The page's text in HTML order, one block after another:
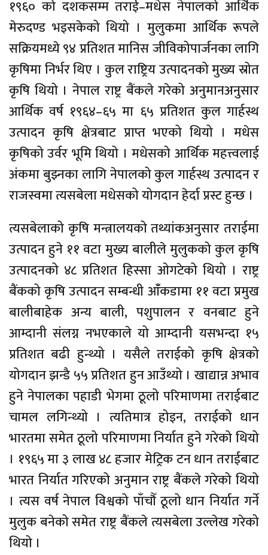
१९६० को दशकसम्म तराई–मधेस नेपालको आर्थिक
मेरुदण्ड भइसकेको थियो । मुलुकमा आर्थिक रूपले
सक्रियमध्ये ९४ प्रतिशत मानिस जीविकोपार्जनका लागि
कृषिमा निर्भर थिए । कुल राष्ट्रिय उत्पादनको मुख्य स्रोत
कृषि थियो । नेपाल राष्ट्र बैंकले गरेको अनुमानअनुसार
आर्थिक वर्ष १९६४–६५ मा ६५ प्रतिशत कुल गार्हस्थ
उत्पादन कृषि क्षेत्रबाट प्राप्त भएको थियो । मधेस
कृषिको उर्वर भूमि थियो । मधेसको आर्थिक महत्त्वलाई
अंकमा बुझ्नका लागि नेपालको कुल गार्हस्थ उत्पादन र
राजस्वमा त्यसबेला मधेसको योगदान हेर्दा प्रस्ट हुन्छ ।
त्यसबेलाको कृषि मन्त्रालयको तथ्यांकअनुसार तराईमा
उत्पादन हुने ११ वटा मुख्य बालीले मुलुकको कुल कृषि
उत्पादनको ४८ प्रतिशत हिस्सा ओगटेको थियो । राष्ट्र
बैंकको कृषि उत्पादन सम्बन्धी आंँकडामा ११ वटा प्रमुख
बालीबाहेक अन्य बाली, पशुपालन र वनबाट हुने
आम्दानी संलग्न नभएकाले यो आम्दानी यसभन्दा १५
प्रतिशत बढी हुन्थ्यो । यसैले तराईको कृषि क्षेत्रको
योगदान झन्डै ५५ प्रतिशत हुन आउँथ्यो । खाद्यान्न अभाव
हुने नेपालका पहाडी भेगमा ठूलो परिमाणमा तराईबाट
चामल लगिन्थ्यो । त्यतिमात्र होइन, तराईको धान
भारतमा समेत ठूलो परिमाणमा निर्यात हुने गरेको थियो
। १९६५ मा ३ लाख ४८ हजार मेट्रिक टन धान तराईबाट
भारत निर्यात गरिएको अनुमान राष्ट्र बैंकले गरेको थियो
। त्यस वर्ष नेपाल विश्वको पाँचौँ ठूलो धान निर्यात गर्ने
मुलुक बनेको समेत राष्ट्र बैंकले त्यसबेला उल्लेख गरेको
थियो ।